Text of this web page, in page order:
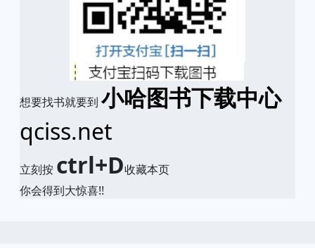
想要找书就要到 小哈图书下载中心
qciss.net
立刻按 ctrl+D收藏本页
你会得到大惊喜!!